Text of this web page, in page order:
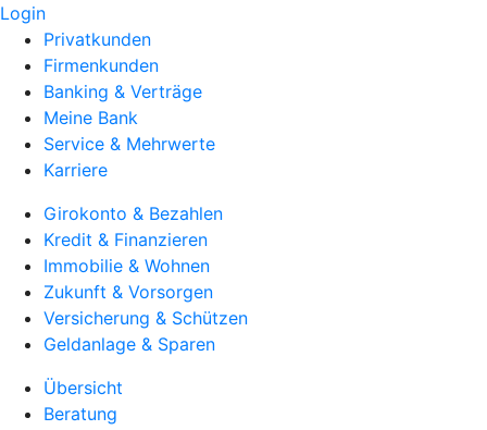
Login
Privatkunden
Firmenkunden
Banking & Verträge
Meine Bank
Service & Mehrwerte
Karriere
Girokonto & Bezahlen
Kredit & Finanzieren
Immobilie & Wohnen
Zukunft & Vorsorgen
Versicherung & Schützen
Geldanlage & Sparen
Übersicht
Beratung